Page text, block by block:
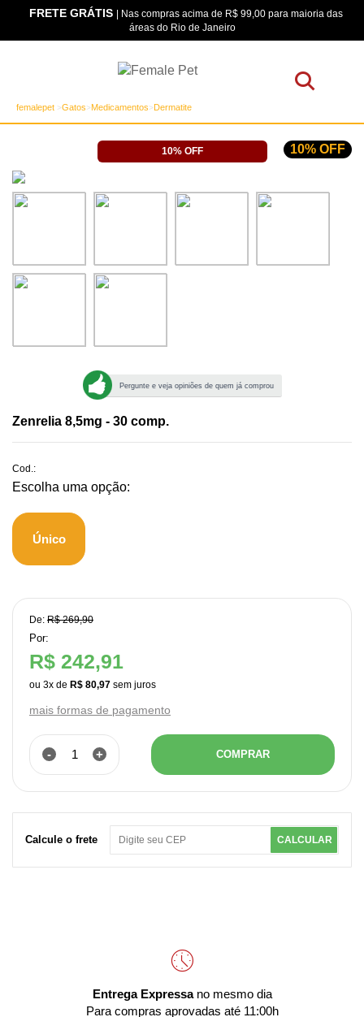
FRETE GRÁTIS | Nas compras acima de R$ 99,00 para maioria das
áreas do Rio de Janeiro
femalepet Gatos Medicamentos Dermatite
10% OFF
10% OFF
Pergunte e veja opiniões de quem já comprou
Zenrelia 8,5mg - 30 comp.
Cod.:
Único
De: R$ 269,90
Por:
R$ 242,91
ou 3x de R$ 80,97
mais formas de pagamento
- + COMPRAR
Calcule o frete CALCULAR
Entrega Expressano mesmo dia
Para compras aprovadas até 11:00h